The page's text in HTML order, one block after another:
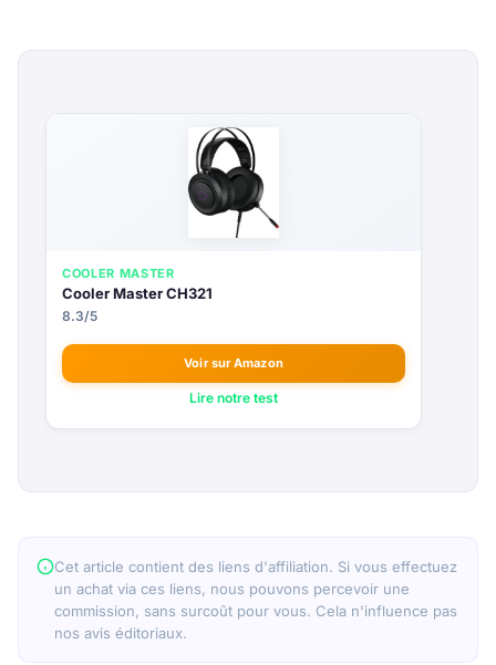
COOLER MASTER
Cooler Master CH321
8.3/5
Voir sur Amazon
Lire notre test
Cet article contient des liens d'affiliation. Si vous effectuez
un achat via ces liens, nous pouvons percevoir une
commission, sans surcoût pour vous. Cela n'influence pas
nos avis éditoriaux.